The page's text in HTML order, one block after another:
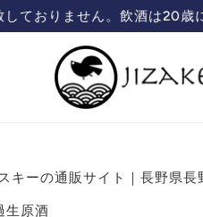
直送の日本酒、焼酎販売「
キーの通販サイト｜長野県長
生原酒